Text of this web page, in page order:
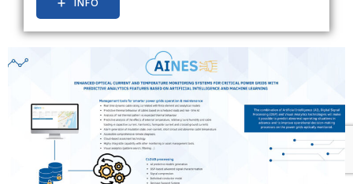
INFO